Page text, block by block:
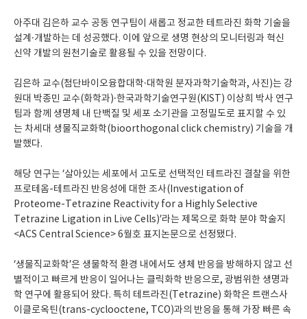
아주대 김은하 교수 공동 연구팀이 새롭고 정교한 테트라진 화학 기술을
설계·개발하는 데 성공했다. 이에 앞으로 생명 현상의 모니터링과 혁신
신약 개발의 원천기술로 활용될 수 있을 전망이다.
김은하 교수(첨단바이오융합대학·대학원 분자과학기술학과, 사진)는 강
원대 박종민 교수(화학과)·한국과학기술연구원(KIST) 이상희 박사 연구
팀과 함께 생명체 내 단백질 및 세포 소기관을 고정밀도로 표지할 수 있
는 차세대 생물직교화학(bioorthogonal click chemistry) 기술을 개
발했다.
해당 연구는 ‘살아있는 세포에서 고도로 선택적인 테트라진 결찰을 위한
프로테옴-테트라진 반응성에 대한 조사(Investigation of
Proteome-Tetrazine Reactivity for a Highly Selective
Tetrazine Ligation in Live Cells)’라는 제목으로 화학 분야 학술지
<ACS Central Science> 6월호 표지논문으로 선정됐다.
‘생물직교화학’은 생물학적 환경 내에서도 생체 반응을 방해하지 않고 선
별적이고 빠르게 반응이 일어나는 클릭화학 반응으로, 광범위한 생명과
학 연구에 활용되어 왔다. 특히 테트라진(Tetrazine) 화학은 트랜스사
이클로옥틴(trans-cyclooctene, TCO)과의 반응을 통해 가장 빠른 속